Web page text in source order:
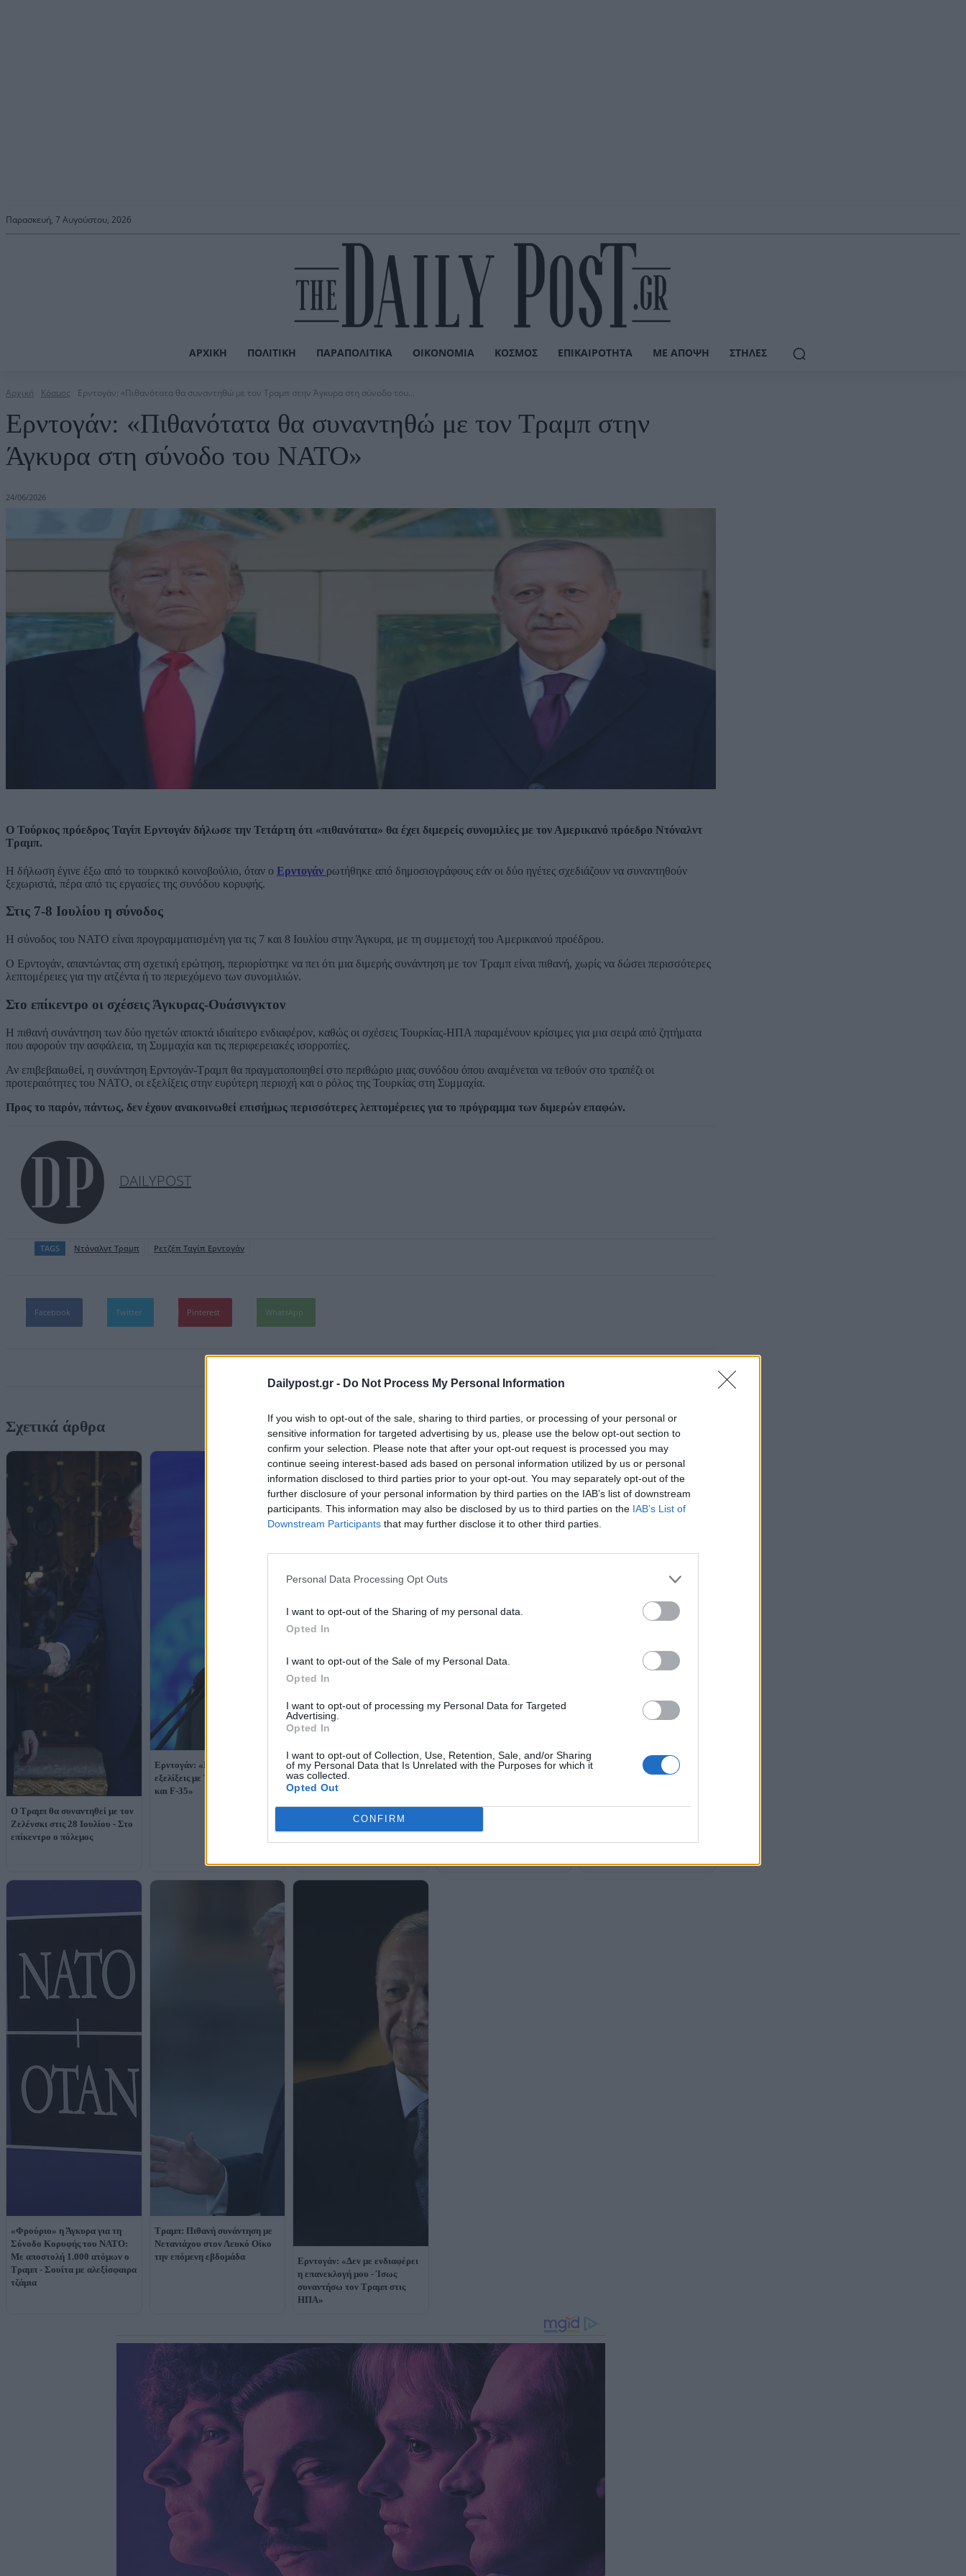
Dailypost.gr - Do Not Process My Personal Information
If you wish to opt-out of the sale, sharing to third parties, or processing of your personal or
sensitive information for targeted advertising by us, please use the below opt-out section to
confirm your selection. Please note that after your opt-out request is processed you may
continue seeing interest-based ads based on personal information utilized by us or personal
information disclosed to third parties prior to your opt-out. You may separately opt-out of the
further disclosure of your personal information by third parties on the IAB’s list of downstream
participants. This information may also be disclosed by us to third parties on the IAB’s List of
Downstream Participants that may further disclose it to other third parties.
Personal Data Processing Opt Outs
I want to opt-out of the Sharing of my personal data.
Opted In
I want to opt-out of the Sale of my Personal Data.
Opted In
I want to opt-out of processing my Personal Data for Targeted
Advertising.
Opted In
I want to opt-out of Collection, Use, Retention, Sale, and/or Sharing
of my Personal Data that Is Unrelated with the Purposes for which it
was collected.
Opted Out
CONFIRM
Παρασκευή, 7 Αυγούστου, 2026
ΑΡΧΙΚΉ ΠΟΛΙΤΙΚΉ ΠΑΡΑΠΟΛΙΤΙΚΆ ΟΙΚΟΝΟΜΊΑ ΚΌΣΜΟΣ ΕΠΙΚΑΙΡΌΤΗΤΑ ΜΕ ΆΠΟΨΗ ΣΤΉΛΕΣ
Αρχική Κόσμος Ερντογάν: «Πιθανότατα θα συναντηθώ με τον Τραμπ στην Άγκυρα στη σύνοδο του...
Ερντογάν: «Πιθανότατα θα συναντηθώ με τον Τραμπ στην
Άγκυρα στη σύνοδο του ΝΑΤΟ»
24/06/2026
Ο Τούρκος πρόεδρος Ταγίπ Ερντογάν δήλωσε την Τετάρτη ότι «πιθανότατα» θα έχει διμερείς συνομιλίες με τον Αμερικανό πρόεδρο Ντόναλντ
Τραμπ.
Η δήλωση έγινε έξω από το τουρκικό κοινοβούλιο, όταν ο Ερντογάν ρωτήθηκε από δημοσιογράφους εάν οι δύο ηγέτες σχεδιάζουν να συναντηθούν
ξεχωριστά, πέρα από τις εργασίες της συνόδου κορυφής.
Στις 7-8 Ιουλίου η σύνοδος
Η σύνοδος του ΝΑΤΟ είναι προγραμματισμένη για τις 7 και 8 Ιουλίου στην Άγκυρα, με τη συμμετοχή του Αμερικανού προέδρου.
Ο Ερντογάν, απαντώντας στη σχετική ερώτηση, περιορίστηκε να πει ότι μια διμερής συνάντηση με τον Τραμπ είναι πιθανή, χωρίς να δώσει περισσότερες
λεπτομέρειες για την ατζέντα ή το περιεχόμενο των συνομιλιών.
Στο επίκεντρο οι σχέσεις Άγκυρας-Ουάσινγκτον
Η πιθανή συνάντηση των δύο ηγετών αποκτά ιδιαίτερο ενδιαφέρον, καθώς οι σχέσεις Τουρκίας-ΗΠΑ παραμένουν κρίσιμες για μια σειρά από ζητήματα
που αφορούν την ασφάλεια, τη Συμμαχία και τις περιφερειακές ισορροπίες.
Αν επιβεβαιωθεί, η συνάντηση Ερντογάν-Τραμπ θα πραγματοποιηθεί στο περιθώριο μιας συνόδου όπου αναμένεται να τεθούν στο τραπέζι οι
προτεραιότητες του ΝΑΤΟ, οι εξελίξεις στην ευρύτερη περιοχή και ο ρόλος της Τουρκίας στη Συμμαχία.
Προς το παρόν, πάντως, δεν έχουν ανακοινωθεί επισήμως περισσότερες λεπτομέρειες για το πρόγραμμα των διμερών επαφών.
DAILYPOST
TAGS Ντόναλντ Τραμπ Ρετζέπ Ταγίπ Ερντογάν
Facebook Twitter Pinterest WhatsApp
Σχετικά άρθρα
Ο Τραμπ θα συναντηθεί με τον
Ζελένσκι στις 28 Ιουλίου - Στο
επίκεντρο ο πόλεμος
Ερντογάν: «Περιμένω θετικές
εξελίξεις με Τραμπ για KAAN
και F-35»
Τραμπ: «Οι ΗΠΑ θα άρουν τις
κυρώσεις στην Τουρκία -Είναι
«Φρούριο» η Άγκυρα για τη
Σύνοδο Κορυφής του ΝΑΤΟ:
Με αποστολή 1.000 ατόμων ο
Τραμπ - Σουίτα με αλεξίσφαιρα
τζάμια
Τραμπ: Πιθανή συνάντηση με
Νετανιάχου στον Λευκό Οίκο
την επόμενη εβδομάδα
Ερντογάν: «Δεν με ενδιαφέρει
η επανεκλογή μου - Ίσως
συναντήσω τον Τραμπ στις
ΗΠΑ»